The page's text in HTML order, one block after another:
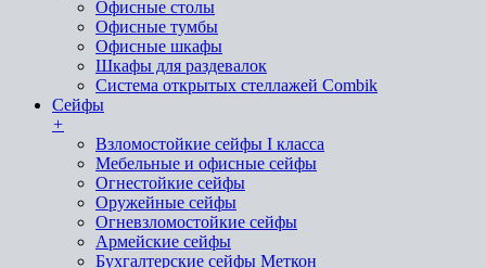
Офисные столы
Офисные тумбы
Офисные шкафы
Шкафы для раздевалок
Система открытых стеллажей Combik
Сейфы
+
Взломостойкие сейфы I класса
Мебельные и офисные сейфы
Огнестойкие сейфы
Оружейные сейфы
Огневзломостойкие сейфы
Армейские сейфы
Бухгалтерские сейфы Меткон